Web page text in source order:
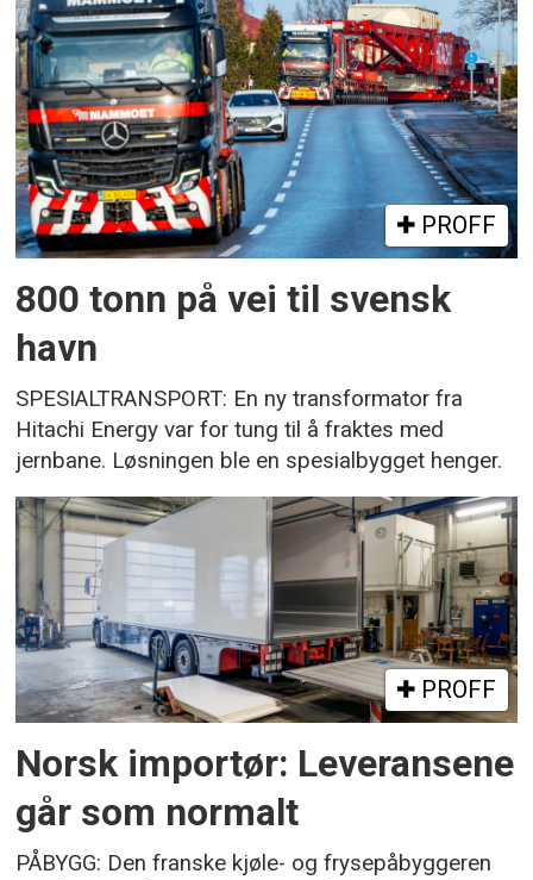
PROFF
800 tonn på vei til svensk
havn
SPESIALTRANSPORT: En ny transformator fra
Hitachi Energy var for tung til å fraktes med
jernbane. Løsningen ble en spesialbygget henger.
PROFF
Norsk importør: Leveransene
går som normalt
PÅBYGG: Den franske kjøle- og frysepåbyggeren